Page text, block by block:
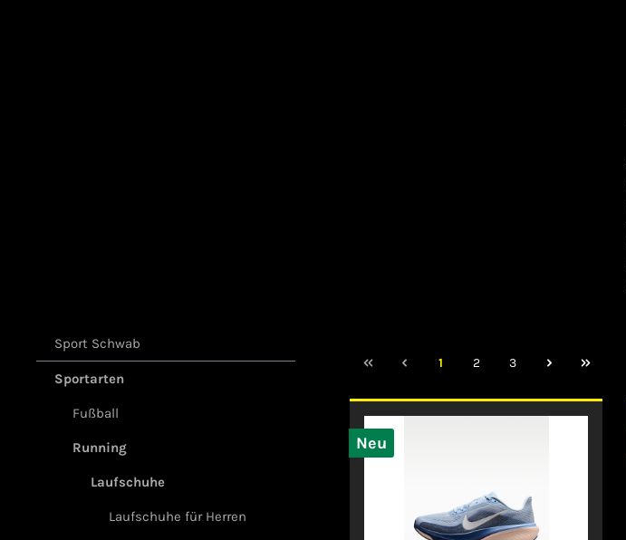
Sport Schwab
Sportarten
Fußball
Running
Laufschuhe
Laufschuhe für Herren
1 2 3
Neu